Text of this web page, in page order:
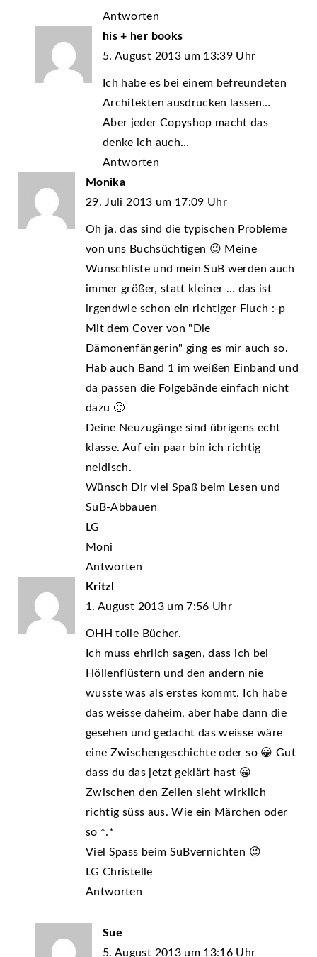
Antworten
his + her books
5. August 2013 um 13:39 Uhr
Ich habe es bei einem befreundeten
Architekten ausdrucken lassen…
Aber jeder Copyshop macht das
denke ich auch…
Antworten
Monika
29. Juli 2013 um 17:09 Uhr
Oh ja, das sind die typischen Probleme
von uns Buchsüchtigen 😉 Meine
Wunschliste und mein SuB werden auch
immer größer, statt kleiner … das ist
irgendwie schon ein richtiger Fluch :-p
Mit dem Cover von "Die
Dämonenfängerin" ging es mir auch so.
Hab auch Band 1 im weißen Einband und
da passen die Folgebände einfach nicht
dazu 🙁
Deine Neuzugänge sind übrigens echt
klasse. Auf ein paar bin ich richtig
neidisch.
Wünsch Dir viel Spaß beim Lesen und
SuB-Abbauen
LG
Moni
Antworten
Kritzl
1. August 2013 um 7:56 Uhr
OHH tolle Bücher.
Ich muss ehrlich sagen, dass ich bei
Höllenflüstern und den andern nie
wusste was als erstes kommt. Ich habe
das weisse daheim, aber habe dann die
gesehen und gedacht das weisse wäre
eine Zwischengeschichte oder so 😀 Gut
dass du das jetzt geklärt hast 😀
Zwischen den Zeilen sieht wirklich
richtig süss aus. Wie ein Märchen oder
so *.*
Viel Spass beim SuBvernichten 😉
LG Christelle
Antworten
Sue
5. August 2013 um 13:16 Uhr